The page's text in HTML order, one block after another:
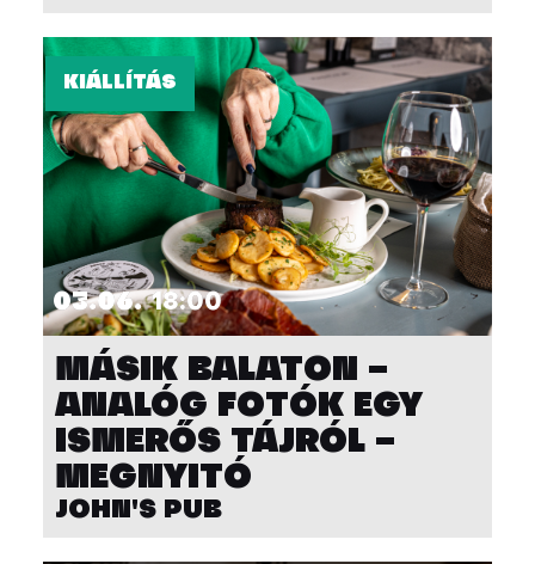
KIÁLLÍTÁS
03.06. 18:00
MÁSIK BALATON –
ANALÓG FOTÓK EGY
ISMERŐS TÁJRÓL –
MEGNYITÓ
JOHN'S PUB